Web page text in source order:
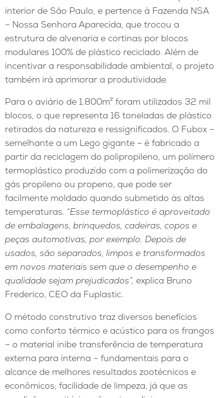
interior de São Paulo, e pertence à Fazenda NSA
– Nossa Senhora Aparecida, que trocou a
estrutura de alvenaria e cortinas por blocos
modulares 100% de plástico reciclado. Além de
incentivar a responsabilidade ambiental, o projeto
também irá aprimorar a produtividade.
Para o aviário de 1.800m² foram utilizados 32 mil
blocos, o que representa 16 toneladas de plástico
retirados da natureza e ressignificados. O Fubox –
semelhante a um Lego gigante – é fabricado a
partir da reciclagem do polipropileno, um polímero
termoplástico produzido com a polimerização do
gás propileno ou propeno, que pode ser
facilmente moldado quando submetido às altas
temperaturas. “Esse termoplástico é aproveitado
de embalagens, brinquedos, cadeiras, copos e
peças automotivas, por exemplo. Depois de
usados, são separados, limpos e transformados
em novos materiais sem que o desempenho e
qualidade sejam prejudicados”, explica Bruno
Frederico, CEO da Fuplastic.
O método construtivo traz diversos benefícios
como conforto térmico e acústico para os frangos
– o material inibe transferência de temperatura
externa para interna – fundamentais para o
alcance de melhores resultados zootécnicos e
econômicos; facilidade de limpeza, já que as